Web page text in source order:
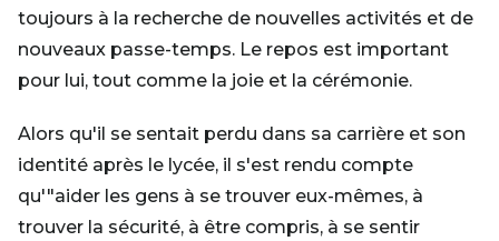
toujours à la recherche de nouvelles activités et de
nouveaux passe-temps. Le repos est important
pour lui, tout comme la joie et la cérémonie.
Alors qu'il se sentait perdu dans sa carrière et son
identité après le lycée, il s'est rendu compte
qu'"aider les gens à se trouver eux-mêmes, à
trouver la sécurité, à être compris, à se sentir